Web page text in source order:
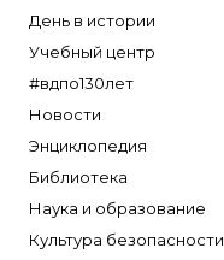
День в истории
Учебный центр
#вдпо130лет
Новости
Энциклопедия
Библиотека
Наука и образование
Культура безопасности